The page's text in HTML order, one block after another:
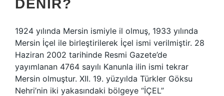
DENIR?
1924 yılında Mersin ismiyle il olmuş, 1933 yılında
Mersin İçel ile birleştirilerek İçel ismi verilmiştir. 28
Haziran 2002 tarihinde Resmi Gazete’de
yayımlanan 4764 sayılı Kanunla ilin ismi tekrar
Mersin olmuştur. XII. 19. yüzyılda Türkler Göksu
Nehri’nin iki yakasındaki bölgeye “İÇEL”